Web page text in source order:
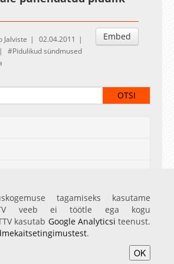
Embed
Jalviste
02.04.2011
Pidulikud sündmused
tagamiseks kasutame
veeb ei töötle ega kogu
kasutab Google Analyticsi teenust.
.
OK